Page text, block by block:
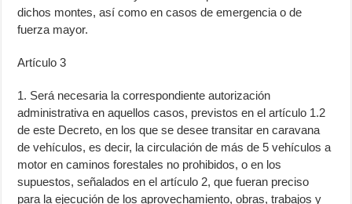
dichos montes, así como en casos de emergencia o de
fuerza mayor.
Artículo 3
1. Será necesaria la correspondiente autorización
administrativa en aquellos casos, previstos en el artículo 1.2
de este Decreto, en los que se desee transitar en caravana
de vehículos, es decir, la circulación de más de 5 vehículos a
motor en caminos forestales no prohibidos, o en los
supuestos, señalados en el artículo 2, que fueran preciso
para la ejecución de los aprovechamiento, obras, trabajos y